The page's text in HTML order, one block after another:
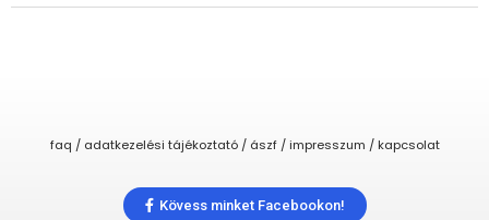
faq / adatkezelési tájékoztató / ászf / impresszum / kapcsolat
Kövess minket Facebookon!